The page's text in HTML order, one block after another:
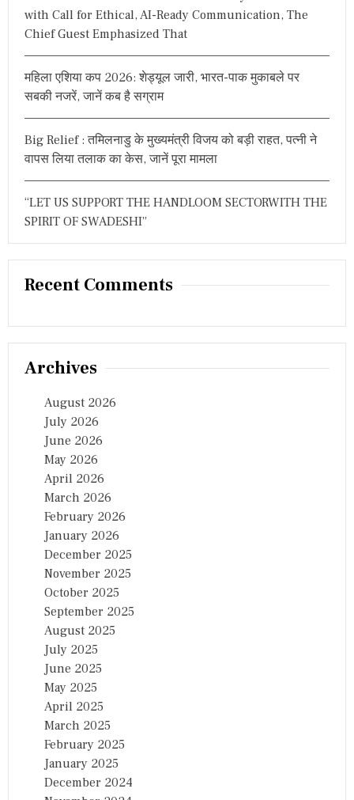
with Call for Ethical, AI-Ready Communication, The
Chief Guest Emphasized That
महिला एशिया कप 2026: शेड्यूल जारी, भारत-पाक मुकाबले पर
सबकी नजरें, जानें कब है सग्राम
Big Relief : तमिलनाडु के मुख्यमंत्री विजय को बड़ी राहत, पत्नी ने
वापस लिया तलाक का केस, जानें पूरा मामला
“LET US SUPPORT THE HANDLOOM SECTORWITH THE
SPIRIT OF SWADESHI”
Recent Comments
Archives
August 2026
July 2026
June 2026
May 2026
April 2026
March 2026
February 2026
January 2026
December 2025
November 2025
October 2025
September 2025
August 2025
July 2025
June 2025
May 2025
April 2025
March 2025
February 2025
January 2025
December 2024